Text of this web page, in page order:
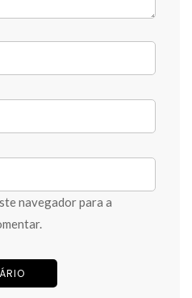
navegador para a